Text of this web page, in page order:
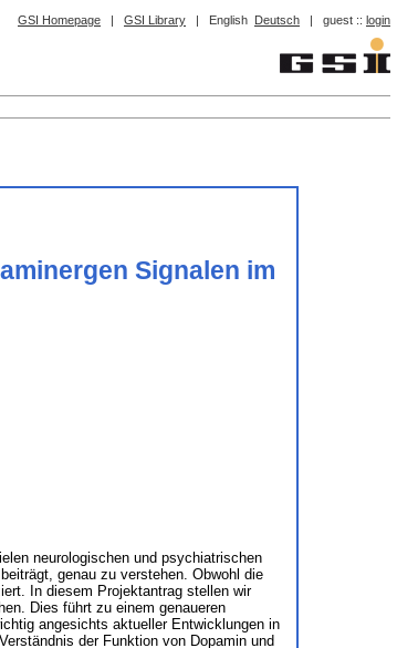
GSI Homepage | GSI Library | English Deutsch | guest :: login
Signalen im
neurologischen und psychiatrischen
genau zu verstehen. Obwohl die
In diesem Projektantrag stellen wir
Dies führt zu einem genaueren
angesichts aktueller Entwicklungen in
der Funktion von Dopamin und